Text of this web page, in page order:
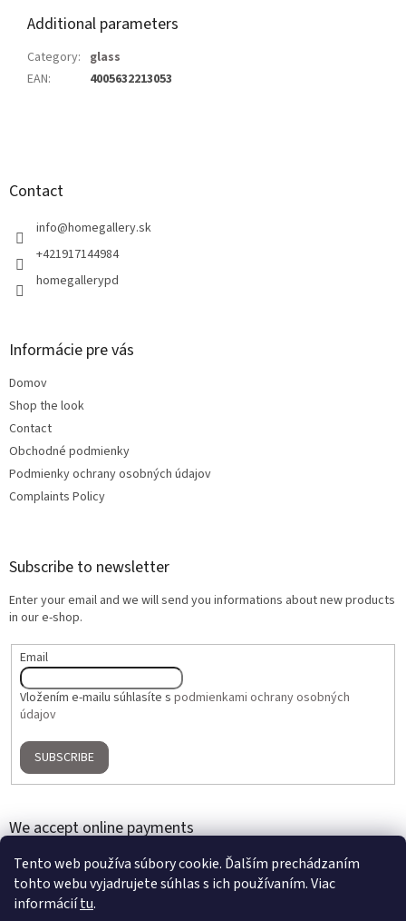
Tento web používa súbory cookie. Ďalším prechádzaním
tohto webu vyjadrujete súhlas s ich používaním. Viac
informáciítu.
Additional parameters
Category: glass
EAN: 4005632213053
Contact
info@homegallery.sk
+421917144984
homegallerypd
Informácie pre vás
Domov
Shop the look
Contact
Obchodné podmienky
Podmienky ochrany osobných údajov
Complaints Policy
Subscribe to newsletter
Enter your email and we will send you informations about new products
in our e-shop.
Email
Vložením e-mailu súhlasíte s podmienkami ochrany osobných
údajov
SUBSCRIBE
We accept online payments